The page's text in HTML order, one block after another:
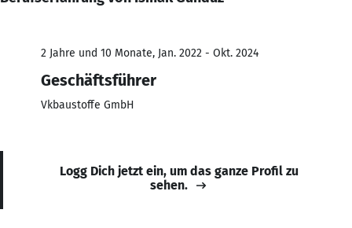
2 Jahre und 10 Monate, Jan. 2022 - Okt. 2024
Geschäftsführer
Vkbaustoffe GmbH
Logg Dich jetzt ein, um das ganze Profil zu
sehen.